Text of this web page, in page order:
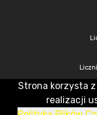
CMS & Hosting: Nefeni Sp. z o.o.
Strona korzysta
realizacji